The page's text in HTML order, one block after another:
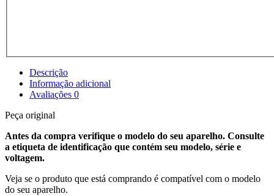
Descrição
Informação adicional
Avaliações 0
Peça original
Antes da compra verifique o modelo do seu aparelho. Consulte
a etiqueta de identificação que contém seu modelo, série e
voltagem.
Veja se o produto que está comprando é compatível com o modelo
do seu aparelho.